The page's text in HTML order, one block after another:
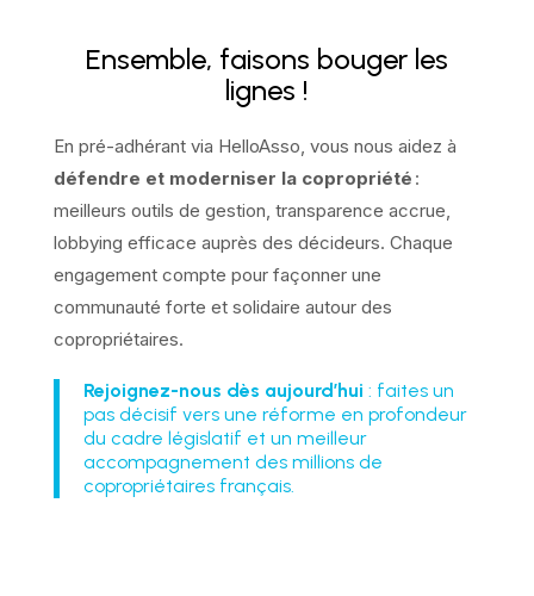
Ensemble, faisons bouger les
lignes !
En pré-adhérant via HelloAsso, vous nous aidez à
défendre et moderniser la copropriété :
meilleurs outils de gestion, transparence accrue,
lobbying efficace auprès des décideurs. Chaque
engagement compte pour façonner une
communauté forte et solidaire autour des
copropriétaires.
Rejoignez-nous dès aujourd’hui : faites un
pas décisif vers une réforme en profondeur
du cadre législatif et un meilleur
accompagnement des millions de
copropriétaires français.